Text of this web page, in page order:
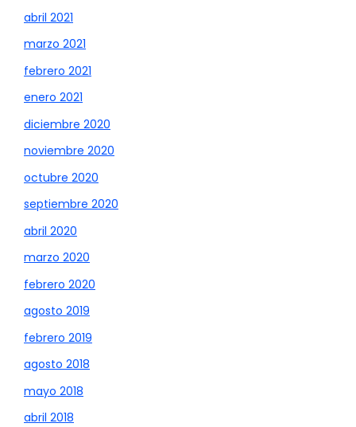
abril 2021
marzo 2021
febrero 2021
enero 2021
diciembre 2020
noviembre 2020
octubre 2020
septiembre 2020
abril 2020
marzo 2020
febrero 2020
agosto 2019
febrero 2019
agosto 2018
mayo 2018
abril 2018